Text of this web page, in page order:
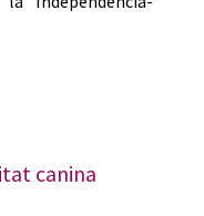
canina